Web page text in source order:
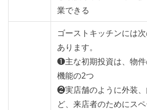
業できる
ゴーストキッチンには
あります。
❶主な初期投資は、物
機能の2つ
❷実店舗のように外装
ど、来店者のためにス